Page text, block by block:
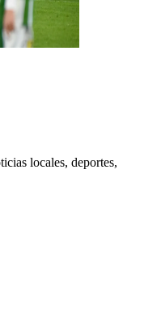
locales, deportes,